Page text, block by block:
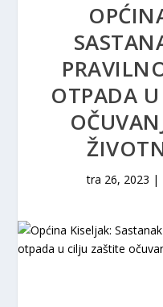
OTPADA
tra 26, 2023 |